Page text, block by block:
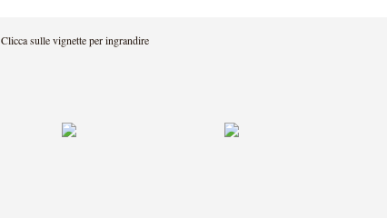
Clicca sulle vignette per ingrandire